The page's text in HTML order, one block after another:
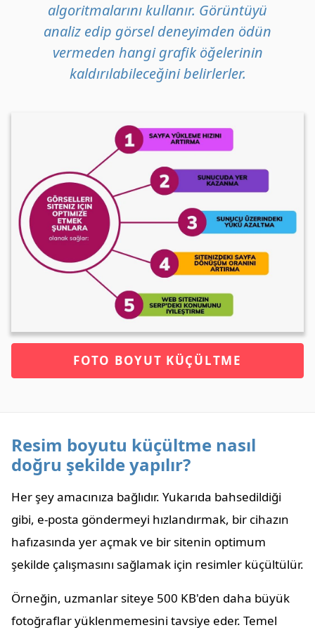
algoritmalarını kullanır. Görüntüyü
analiz edip görsel deneyimden ödün
vermeden hangi grafik öğelerinin
kaldırılabileceğini belirlerler.
FOTO BOYUT KÜÇÜLTME
Resim boyutu küçültme nasıl
doğru şekilde yapılır?
Her şey amacınıza bağlıdır. Yukarıda bahsedildiği
gibi, e-posta göndermeyi hızlandırmak, bir cihazın
hafızasında yer açmak ve bir sitenin optimum
şekilde çalışmasını sağlamak için resimler küçültülür.
Örneğin, uzmanlar siteye 500 KB'den daha büyük
fotoğraflar yüklenmemesini tavsiye eder. Temel